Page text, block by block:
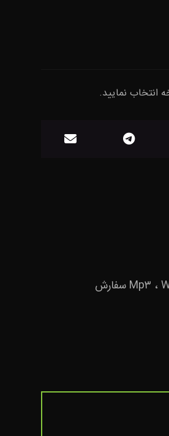
انتخاب نمایید.
بیت ترپ StayDown با آهنگسازی Terminator Beatz که شامل ۲ ورس، ۲ کورس و ۰۲:۰۰ دقیقه می باشد، این بیت را در دو نسخه Mp۳ ، Wave سفارش